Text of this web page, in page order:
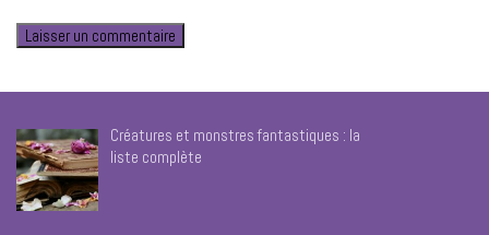
Créatures et monstres fantastiques : la
liste complète